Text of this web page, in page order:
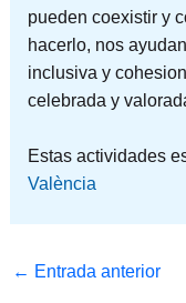
pueden coexistir y
hacerlo, nos
inclusiva y
celebrada y
Estas actividades
València
← Entrada anterior